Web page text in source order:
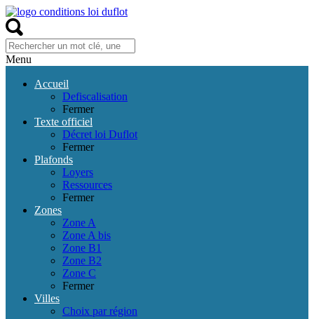
Menu
Accueil
Defiscalisation
Fermer
Texte officiel
Décret loi Duflot
Fermer
Plafonds
Loyers
Ressources
Fermer
Zones
Zone A
Zone A bis
Zone B1
Zone B2
Zone C
Fermer
Villes
Choix par région